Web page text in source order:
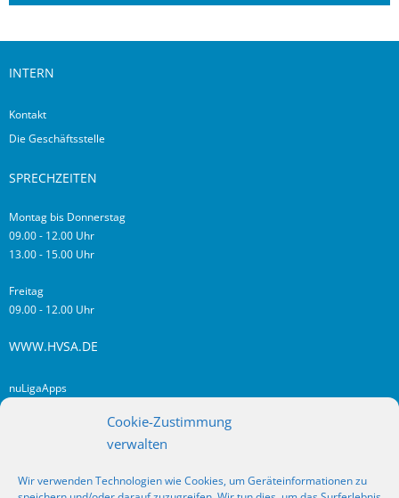
Cookie-Zustimmung
verwalten
Wir verwenden Technologien wie Cookies, um Geräteinformationen zu
INTERN
Kontakt
Die Geschäftsstelle
SPRECHZEITEN
Montag bis Donnerstag
09.00 - 12.00 Uhr
13.00 - 15.00 Uhr
Freitag
09.00 - 12.00 Uhr
WWW.HVSA.DE
nuLigaApps
RSS